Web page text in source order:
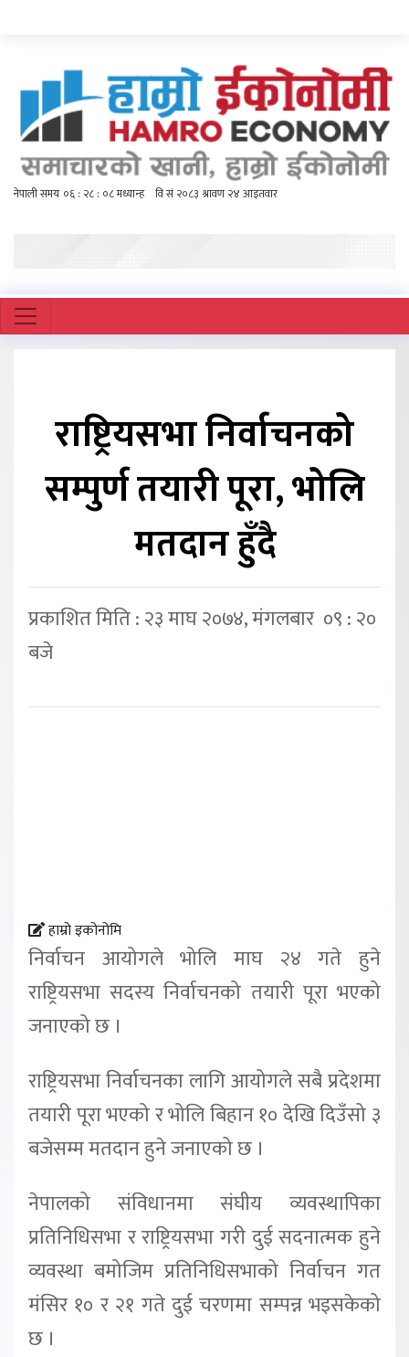
राष्ट्रियसभा निर्वाचनको
सम्पुर्ण तयारी पूरा, भोलि
मतदान हुँदै
प्रकाशित मिति : २३ माघ २०७४, मंगलबार ०९ : २०
बजे
हाम्रो इकोनोमि
निर्वाचन आयोगले भोलि माघ २४ गते हुने
राष्ट्रियसभा सदस्य निर्वाचनको तयारी पूरा भएको
जनाएको छ ।
राष्ट्रियसभा निर्वाचनका लागि आयोगले सबै प्रदेशमा
तयारी पूरा भएको र भोलि बिहान १० देखि दिउँसो ३
बजेसम्म मतदान हुने जनाएको छ ।
नेपालको संविधानमा संघीय व्यवस्थापिका
प्रतिनिधिसभा र राष्ट्रियसभा गरी दुई सदनात्मक हुने
व्यवस्था बमोजिम प्रतिनिधिसभाको निर्वाचन गत
मंसिर १० र २१ गते दुई चरणमा सम्पन्न भइसकेको
छ ।